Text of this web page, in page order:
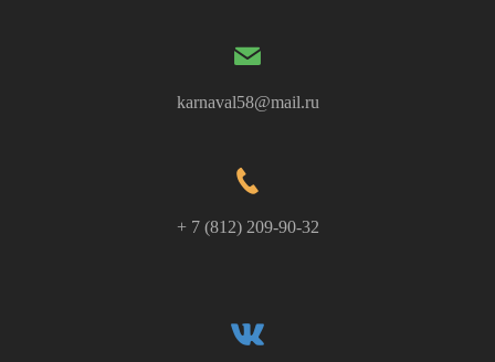
karnaval58@mail.ru
+ 7 (812) 209-90-32